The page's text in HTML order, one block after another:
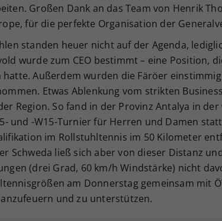
Großen Dank an das Team von Henrik
für die perfekte Organisation der
standen heuer nicht auf der Agenda,
wurde zum CEO bestimmt – eine Position,
Außerdem wurden die Färöer
Etwas Ablenkung vom strikten
Region. So fand in der Provinz Antalya in
und -W15-Turnier für Herren und Damen
im Rollstuhltennis im 50 Kilometer
Schweda ließ sich aber von dieser Distanz
(drei Grad, 60 km/h Windstärke) nicht
am Donnerstag gemeinsam mit
und zu unterstützen.